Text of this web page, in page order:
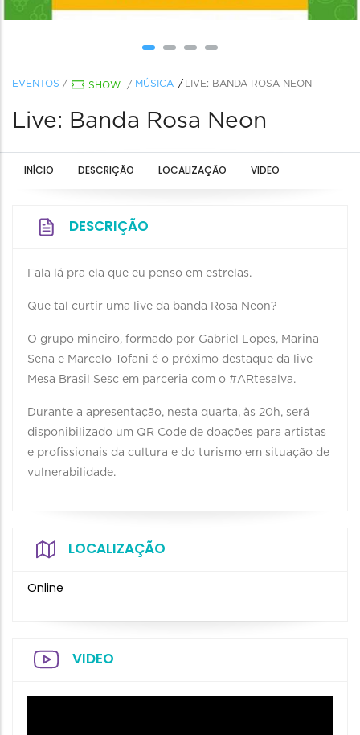
EVENTOS / SHOW / MÚSICA LIVE: BANDA ROSA NEON
Live: Banda Rosa Neon
INÍCIO DESCRIÇÃO LOCALIZAÇÃO VIDEO
DESCRIÇÃO
Fala lá pra ela que eu penso em estrelas.
Que tal curtir uma live da banda Rosa Neon?
O grupo mineiro, formado por Gabriel Lopes, Marina
Sena e Marcelo Tofani é o próximo destaque da live
Mesa Brasil Sesc em parceria com o #ARtesalva.
Durante a apresentação, nesta quarta, às 20h, será
disponibilizado um QR Code de doações para artistas
e profissionais da cultura e do turismo em situação de
vulnerabilidade.
LOCALIZAÇÃO
Online
VIDEO